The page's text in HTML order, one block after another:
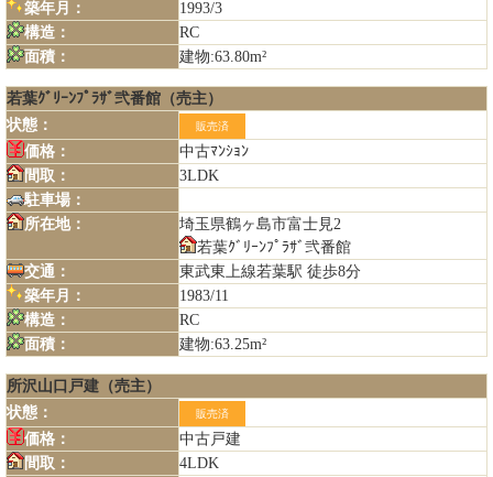
築年月：
1993/3
構造：
RC
面積：
建物:63.80m²
若葉ｸﾞﾘｰﾝﾌﾟﾗｻﾞ弐番館（売主）
状態：
販売済
価格：
中古ﾏﾝｼｮﾝ
間取：
3LDK
駐車場：
所在地：
埼玉県鶴ヶ島市富士見2
若葉ｸﾞﾘｰﾝﾌﾟﾗｻﾞ弐番館
交通：
東武東上線若葉駅 徒歩8分
築年月：
1983/11
構造：
RC
面積：
建物:63.25m²
所沢山口戸建（売主）
状態：
販売済
価格：
中古戸建
間取：
4LDK